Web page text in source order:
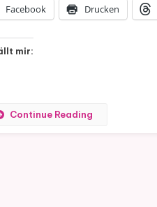
Facebook Drucken
mir:
Continue Reading